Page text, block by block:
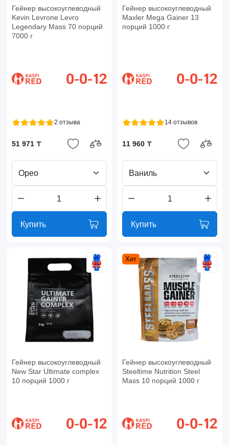
Гейнер высокоуглеводный
Kevin Levrone Levro
Legendary Mass 70 порций
7000 г
2 отзыва
51 971 ₸
Орео
Купить
Гейнер высокоуглеводный
Maxler Mega Gainer 13
порций 1000 г
14 отзывов
11 960 ₸
Ваниль
Купить
Гейнер высокоуглеводный
New Star Ultimate complex
10 порций 1000 г
Хит
Гейнер высокоуглеводный
Steeltime Nutrition Steel
Mass 10 порций 1000 г